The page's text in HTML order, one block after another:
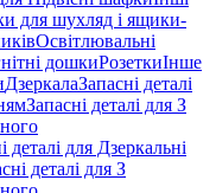
для шухляд і ящики-
Освітлювальні
дошкиРозеткиІнше
ДзеркалаЗапасні деталі
Запасні деталі для З
деталі для Дзеркальні
деталі для З